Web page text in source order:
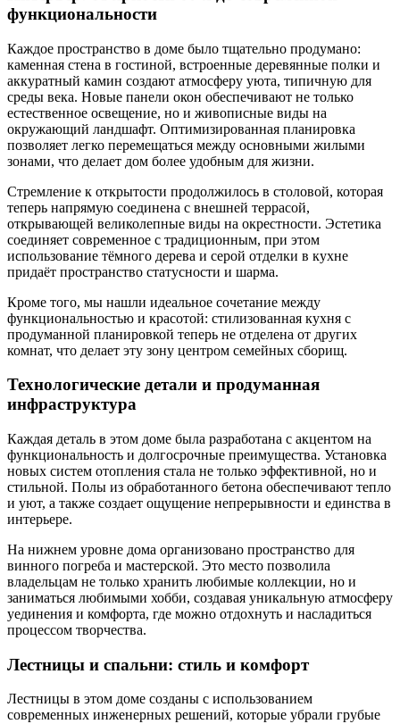
функциональности
Каждое пространство в доме было тщательно продумано:
каменная стена в гостиной, встроенные деревянные полки и
аккуратный камин создают атмосферу уюта, типичную для
среды века. Новые панели окон обеспечивают не только
естественное освещение, но и живописные виды на
окружающий ландшафт. Оптимизированная планировка
позволяет легко перемещаться между основными жилыми
зонами, что делает дом более удобным для жизни.
Стремление к открытости продолжилось в столовой, которая
теперь напрямую соединена с внешней террасой,
открывающей великолепные виды на окрестности. Эстетика
соединяет современное с традиционным, при этом
использование тёмного дерева и серой отделки в кухне
придаёт пространство статусности и шарма.
Кроме того, мы нашли идеальное сочетание между
функциональностью и красотой: стилизованная кухня с
продуманной планировкой теперь не отделена от других
комнат, что делает эту зону центром семейных сборищ.
Технологические детали и продуманная
инфраструктура
Каждая деталь в этом доме была разработана с акцентом на
функциональность и долгосрочные преимущества. Установка
новых систем отопления стала не только эффективной, но и
стильной. Полы из обработанного бетона обеспечивают тепло
и уют, а также создает ощущение непрерывности и единства в
интерьере.
На нижнем уровне дома организовано пространство для
винного погреба и мастерской. Это место позволила
владельцам не только хранить любимые коллекции, но и
заниматься любимыми хобби, создавая уникальную атмосферу
уединения и комфорта, где можно отдохнуть и насладиться
процессом творчества.
Лестницы и спальни: стиль и комфорт
Лестницы в этом доме созданы с использованием
современных инженерных решений, которые убрали грубые